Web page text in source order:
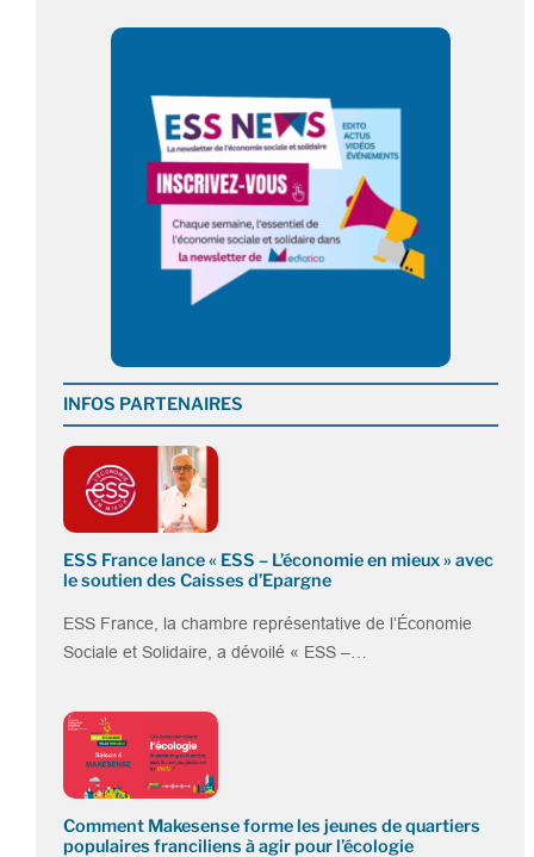
INFOS PARTENAIRES
ESS France lance « ESS – L’économie en mieux » avec
le soutien des Caisses d’Epargne
ESS France, la chambre représentative de l’Économie
Sociale et Solidaire, a dévoilé « ESS –…
Comment Makesense forme les jeunes de quartiers
populaires franciliens à agir pour l’écologie